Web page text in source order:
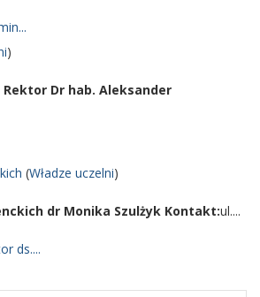
)
Rektor Dr hab. Aleksander
(Władze uczelni)
dr Monika Szulżyk Kontakt:ul....
ds....